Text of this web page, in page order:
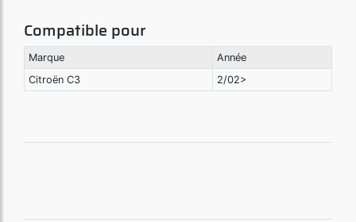
Compatible pour
Marque
Année
Citroën C3
2/02>